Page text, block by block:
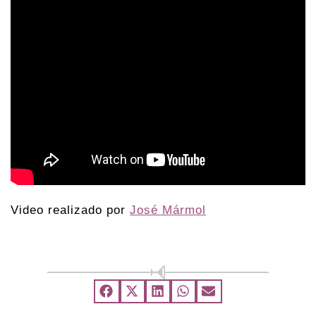
Video realizado por José Mármol